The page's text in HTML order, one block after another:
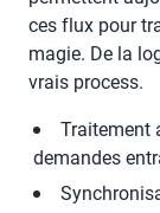
ces flux pour
magie. De la
vrais process.
Traitement
demandes